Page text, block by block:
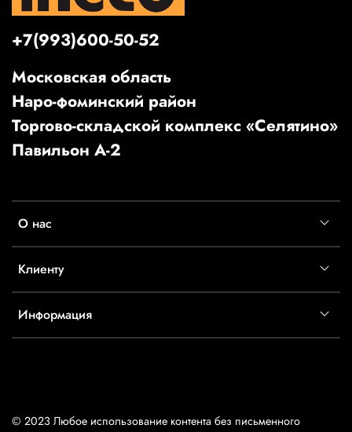
О нас
Клиенту
Информация
+7(993)600-50-52
Московская область
Наро-фоминский район
Торгово-складской комплекс «Селятино»
Павильон А-2
© 2023 Любое использование контента без письменного